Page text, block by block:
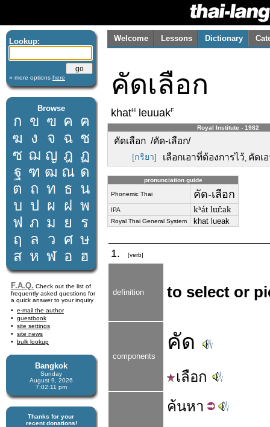
Lookup:
» more options here
Browse
ก ข ฃ ค ฅ
ฆ ง จ ฉ ช
ซ ฌ ญ ฎ ฏ
ฐ ฑ ฒ ณ ด
ต ถ ท ธ น
บ ป ผ ฝ พ
ฟ ภ ม ย
ร
ฤ
ล ว ศ ษ
ส ห ฬ อ ฮ
F.A.Q. Check out the list of
frequently asked questions for
a quick answer to your inquiry
e-mail the author
guestbook
site settings
site news
bulk lookup
Bangkok
Sunday
August 9, 2026
7:02:11 pm
Thanks for your
recent donations!
Welcome Lessons Dictionary
คัดเลือก
khatH leuuakF
Royal Institute - 1982
คัดเลือก /คัด-เลือก/
[กริยา] เลือกเอาที่ต้องการไว้, คัดเ
pronunciation guide
Phonemic Thai คัด-เลือก
IPA kʰát lɯ̂ːak
Royal Thai General System khat lueak
1. [verb]
definition to select or
components
คัด
เลือก
ค้นหา